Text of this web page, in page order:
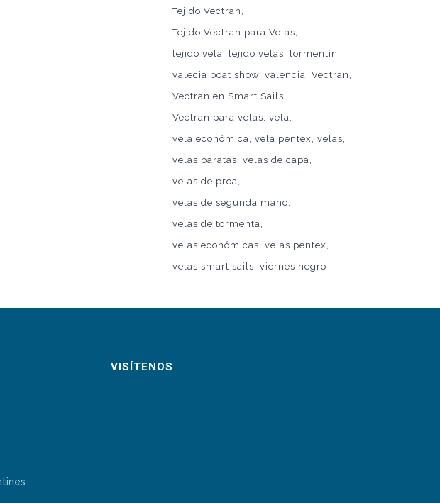
Tejido Vectran
Tejido Vectran para Velas
tejido vela tejido velas tormentín
valecia boat show valencia Vectran
Vectran en Smart Sails
Vectran para velas vela
vela económica vela pentex
velas
velas baratas velas de capa
velas de proa
velas de segunda mano
velas de tormenta
velas económicas velas pentex
velas smart sails viernes negro
VISÍTENOS